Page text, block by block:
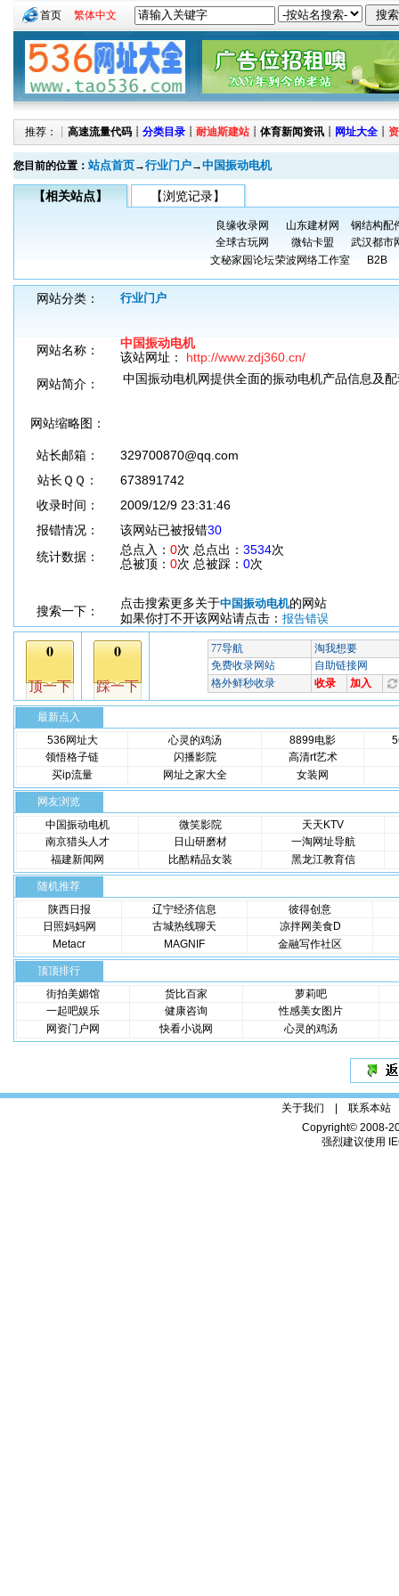
首页 繁体中文
推荐：┊ 高速流量代码 ┊ 分类目录 ┊ 耐迪斯建站 ┊ 体育新闻资讯 ┊ 网址大全 ┊
您目前的位置： 站点首页→行业门户→中国振动电机
【相关站点】 【浏览记录】
良缘收录网 山东建材网
钢结构配
全球古玩网
微钻卡盟
武汉都市
文秘家园论坛荣波网络工作室 B2B
网站分类： 行业门户
网站名称：
中国振动电机
该站网址： http://www.zdj360.cn/
网站简介：
中国振动电机网提供全面的振动电机产品信息及
网站缩略图：
站长邮箱：
329700870@qq.com
站长ＱＱ：
673891742
收录时间：
2009/12/9 23:31:46
报错情况：
该网站已被报错30
统计数据：
总点入： 0次 总点出： 3534次
总被顶： 0次 总被踩： 0次
搜索一下：
点击搜索更多关于中国振动电机的网站
如果你打不开该网站请点击： 报告错误
最新点入
536网址大
心灵的鸡汤 8899电影
领悟格子链
闪播影院
高清rt艺术
买ip流量
网址之家大全 女装网
网友浏览
中国振动电机
微笑影院
天天KTV
南京猎头人才
日山研磨材
一淘网址导航
福建新闻网
比酷精品女装 黑龙江教育信
随机推荐
陕西日报
辽宁经济信息
彼得创意
日照妈妈网
古城热线聊天
凉拌网美食D
Metacr
MAGNIF 金融写作社区
顶顶排行
街拍美媚馆
货比百家
萝莉吧
一起吧娱乐
健康咨询
性感美女图片
网资门户网
快看小说网 心灵的鸡汤
关于我们 | 联系本站
Copyright© 2008-
强烈建议使用